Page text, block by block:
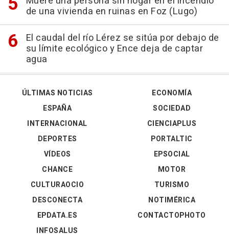
de una vivienda en ruinas en Foz (Lugo)
El caudal del río Lérez se sitúa por debajo de
su límite ecológico y Ence deja de captar
agua
ÚLTIMAS NOTICIAS
ESPAÑA
INTERNACIONAL
DEPORTES
VÍDEOS
ECONOMÍA
SOCIEDAD
CIENCIAPLUS
PORTALTIC
EPSOCIAL
CHANCE
CULTURAOCIO
DESCONECTA
EPDATA.ES
INFOSALUS
MOTOR
TURISMO
NOTIMÉRICA
CONTACTOPHOTO